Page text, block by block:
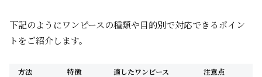
下記のようにワンピースの種類や目的別で対応できるポイン
トをご紹介します。
方法 特徴 適したワンピース
注意点